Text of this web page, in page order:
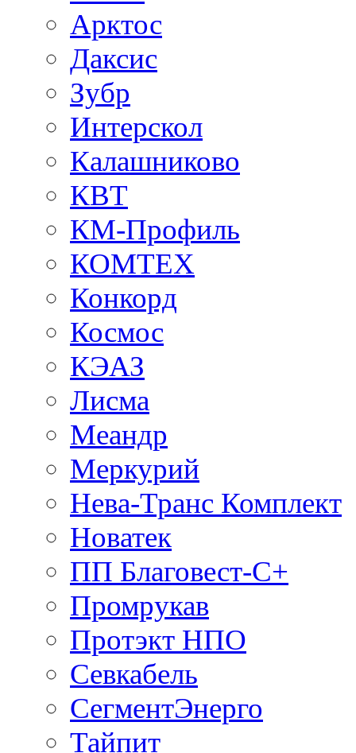
Арктос
Даксис
Зубр
Интерскол
Калашниково
КВТ
КМ-Профиль
КОМТЕХ
Конкорд
Космос
КЭАЗ
Лисма
Меандр
Меркурий
Нева-Транс Комплект
Новатек
ПП Благовест-С+
Промрукав
Протэкт НПО
Севкабель
СегментЭнерго
Тайпит